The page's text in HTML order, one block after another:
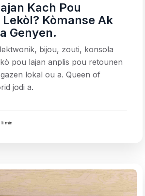
Kach Pou
Kòmanse Ak
Genyen.
bijou, zouti, konsola
pou lajan anplis pou retounen
lokal ou a. Queen of
jodi a.
li min